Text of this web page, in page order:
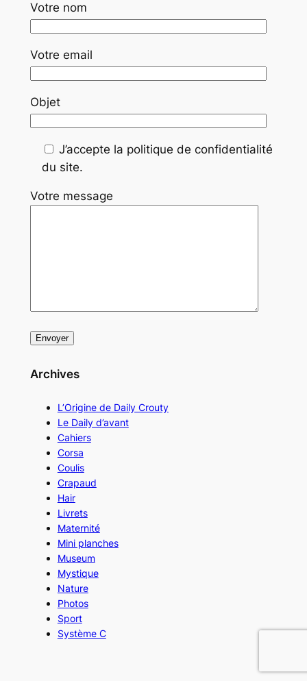
Votre nom
Votre email
Objet
J’accepte la politique de confidentialité
du site.
Votre message
Archives
L’Origine de Daily Crouty
Le Daily d’avant
Cahiers
Corsa
Coulis
Crapaud
Hair
Livrets
Maternité
Mini planches
Museum
Mystique
Nature
Photos
Sport
Système C